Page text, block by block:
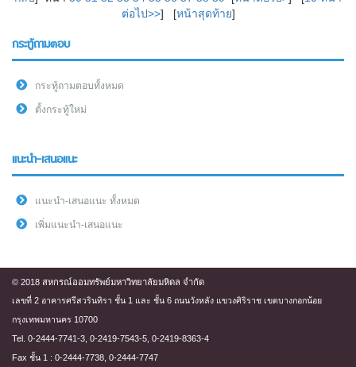
ต่อไป>>] [หน้าสุดท้าย]
กระทู้ถามตอบ
กระทู้ถามตอบทั้งหมด
ตั้งกระทู้ใหม่
แนะนำ-เสนอแนะ
แนะนำ-เสนอแนะ ทั้งหมด
เพิ่มแนะนำ-เสนอแนะ
© 2018 สหกรณ์ออมทรัพย์มหาวิทยาลัยมหิดล จำกัด
เลขที่ 2 อาคารศรีสวรินทิรา ชั้น 1 และ ชั้น 6 ถนนวังหลัง แขวงศิริราช เขตบางกอกน้อย
กรุงเทพมหานคร 10700
Tel. 0-2444-7741-3, 0-2419-7543-5, 0-2419-8363-4
Fax ชั้น 1 : 0-2444-7738, 0-2444-7747